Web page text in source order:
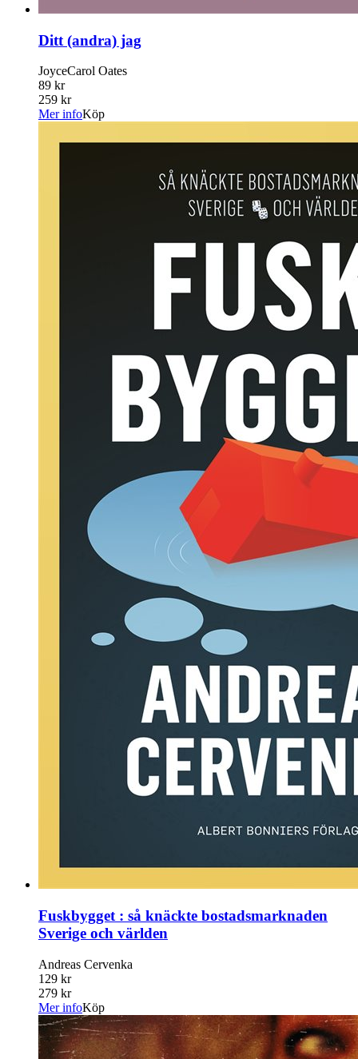
Ditt (andra) jag
JoyceCarol Oates
89 kr
259 kr
Mer infoKöp
Fuskbygget : så knäckte bostadsmarknaden
Sverige och världen
Andreas Cervenka
129 kr
279 kr
Mer infoKöp